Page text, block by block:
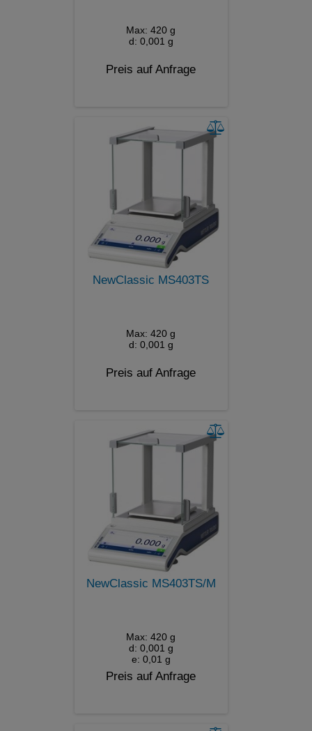
Max: 420 g
d: 0,001 g
Preis auf Anfrage
NewClassic MS403TS
Max: 420 g
d: 0,001 g
Preis auf Anfrage
NewClassic MS403TS/M
Max: 420 g
d: 0,001 g
e: 0,01 g
Preis auf Anfrage